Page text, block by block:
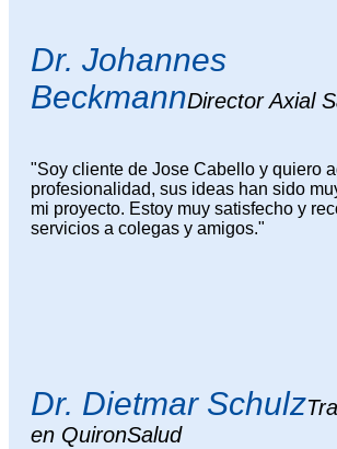
Dr. Johannes
BeckmannDirector Axial
"Soy cliente de Jose Cabello y quiero
profesionalidad, sus ideas han sido
mi proyecto. Estoy muy satisfecho y
servicios a colegas y amigos."
Dr. Dietmar Schulz
en QuironSalud